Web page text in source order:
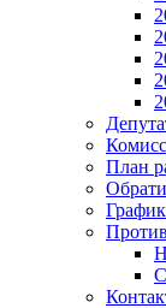
План